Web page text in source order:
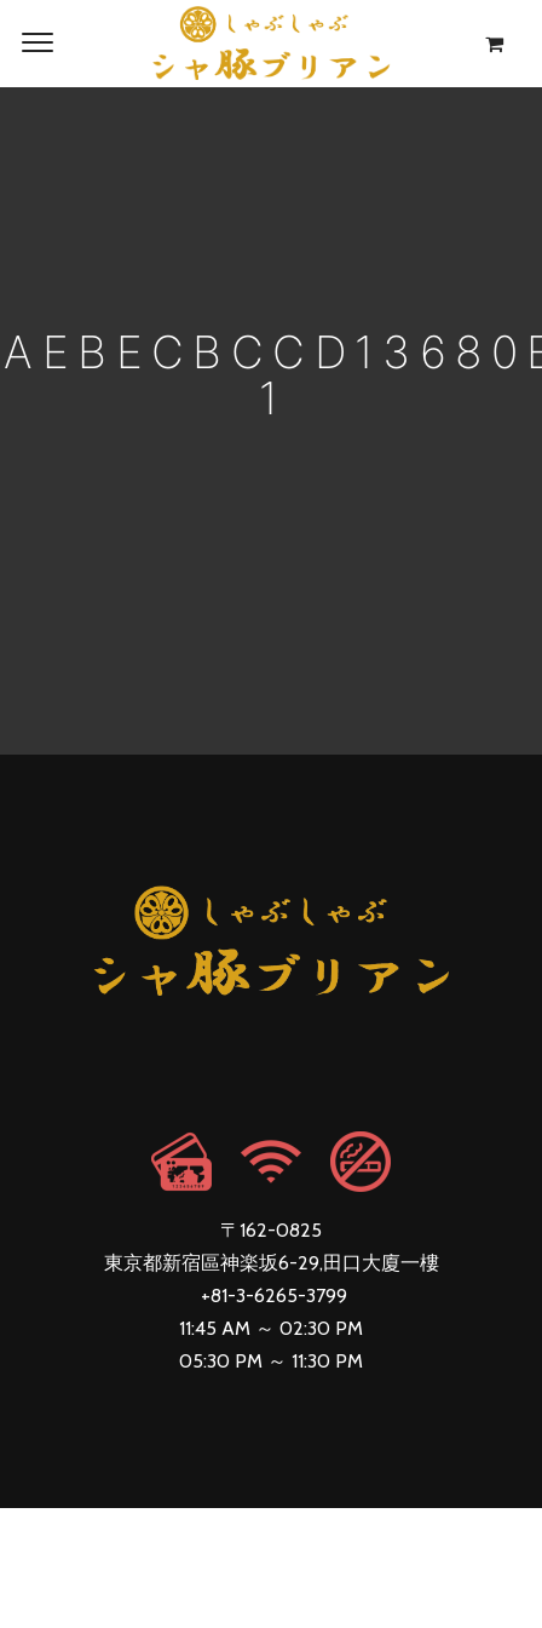
1
〒162-0825
東京都新宿區神楽坂6-29,田口大廈一樓
+81-3-6265-3799
11:45 AM ～ 02:30 PM
05:30 PM ～ 11:30 PM